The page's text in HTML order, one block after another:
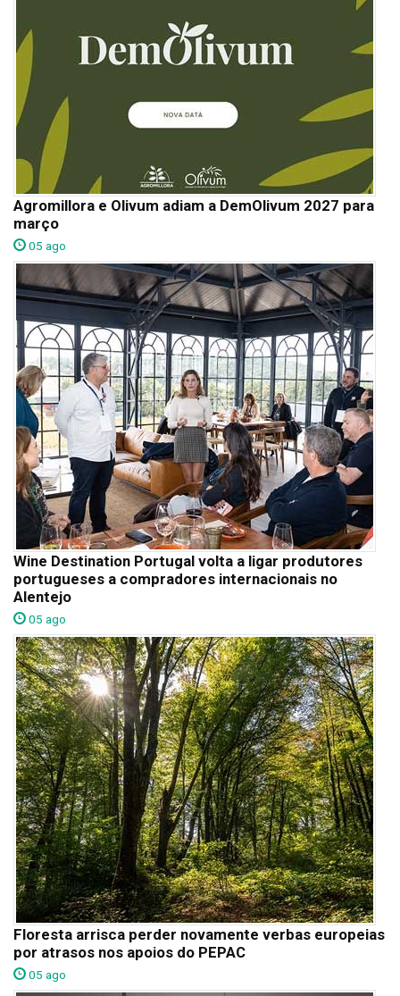
Agromillora e Olivum adiam a DemOlivum 2027 para
março
05 ago
Wine Destination Portugal volta a ligar produtores
portugueses a compradores internacionais no
Alentejo
05 ago
Floresta arrisca perder novamente verbas europeias
por atrasos nos apoios do PEPAC
05 ago